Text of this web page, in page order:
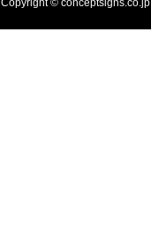
Copyright © conceptsigns.co.jp